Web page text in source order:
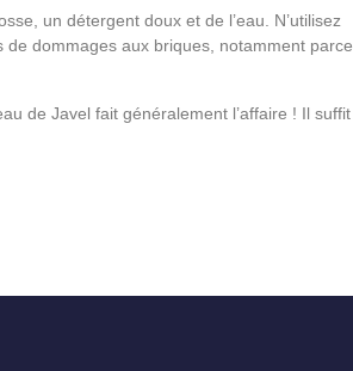
un détergent doux et de l’eau. N’utilisez
dommages aux briques, notamment parce
de Javel fait généralement l’affaire ! Il suffit